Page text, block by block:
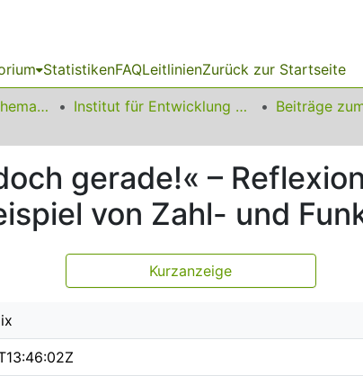
StatistikenFAQLeitlinienZurück zur Startseite
01 Fakultät für Mathematik Institut für Entwicklung und Erforschung des Mathematikunterrichts
gerade!« –
von Zahl- und
Kurzanzeige